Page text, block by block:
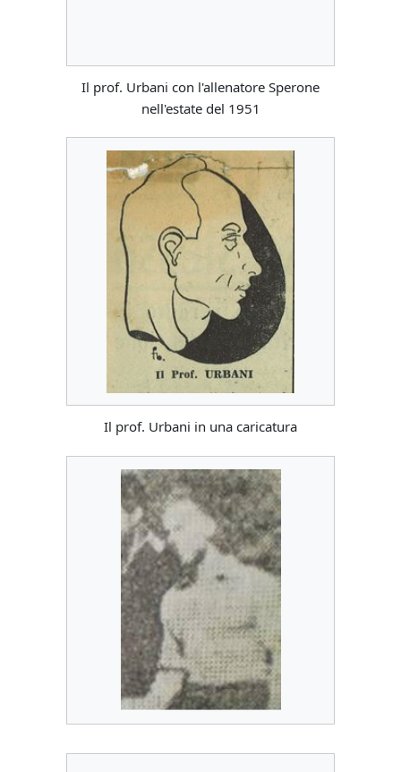
Il prof. Urbani con l'allenatore Sperone
nell'estate del 1951
Il prof. Urbani in una caricatura